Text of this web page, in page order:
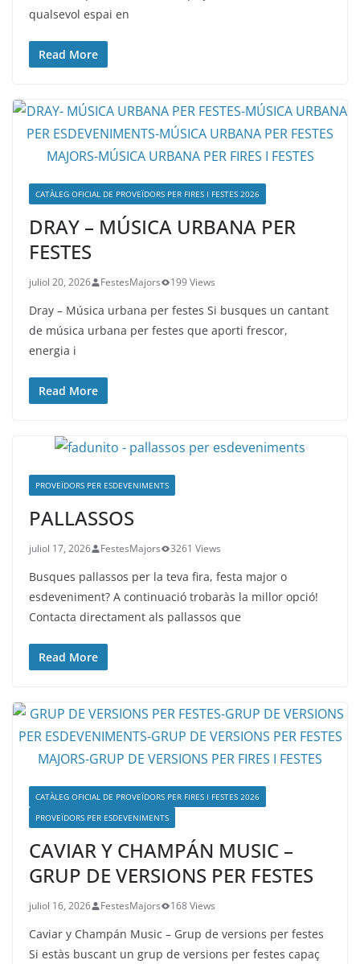
qualsevol espai en
Read More
CATÀLEG OFICIAL DE PROVEÏDORS PER FIRES I FESTES 2026
DRAY – MÚSICA URBANA PER
FESTES
juliol 20, 2026 FestesMajors 199 Views
Dray – Música urbana per festes Si busques un cantant
de música urbana per festes que aporti frescor,
energia i
Read More
PROVEÏDORS PER ESDEVENIMENTS
PALLASSOS
juliol 17, 2026 FestesMajors 3261 Views
Busques pallassos per la teva fira, festa major o
esdeveniment? A continuació trobaràs la millor opció!
Contacta directament als pallassos que
Read More
CATÀLEG OFICIAL DE PROVEÏDORS PER FIRES I FESTES 2026
PROVEÏDORS PER ESDEVENIMENTS
CAVIAR Y CHAMPÁN MUSIC –
GRUP DE VERSIONS PER FESTES
juliol 16, 2026 FestesMajors 168 Views
Caviar y Champán Music – Grup de versions per festes
Si estàs buscant un grup de versions per festes capaç